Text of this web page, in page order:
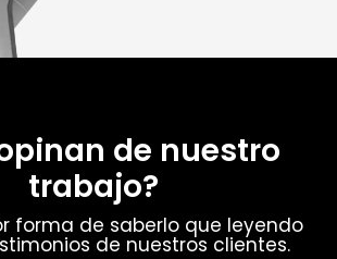
de nuestro
trabajo?
forma de saberlo que leyendo
de nuestros clientes.